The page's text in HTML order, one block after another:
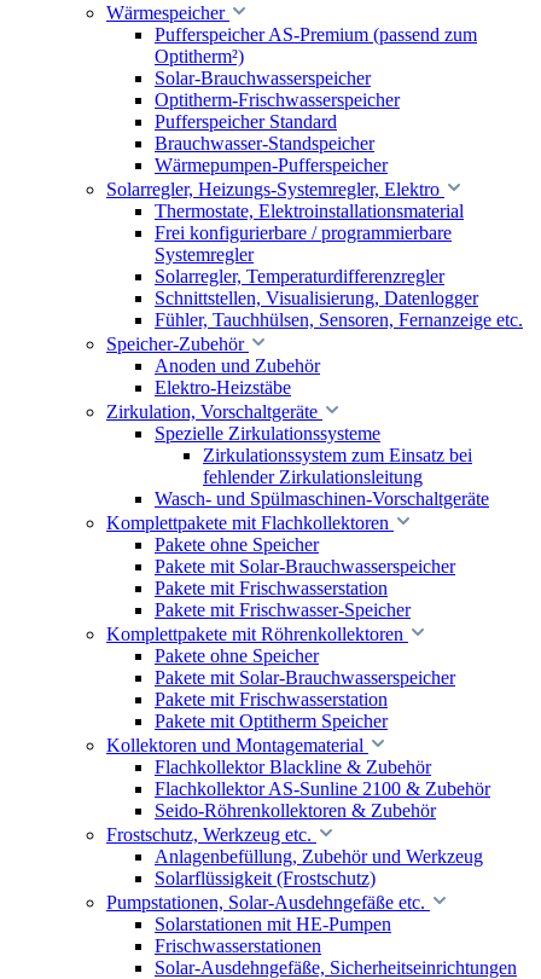
Wärmespeicher
Pufferspeicher AS-Premium (passend zum
Optitherm²)
Solar-Brauchwasserspeicher
Optitherm-Frischwasserspeicher
Pufferspeicher Standard
Brauchwasser-Standspeicher
Wärmepumpen-Pufferspeicher
Solarregler, Heizungs-Systemregler, Elektro
Thermostate, Elektroinstallationsmaterial
Frei konfigurierbare / programmierbare
Systemregler
Solarregler, Temperaturdifferenzregler
Schnittstellen, Visualisierung, Datenlogger
Fühler, Tauchhülsen, Sensoren, Fernanzeige etc.
Speicher-Zubehör
Anoden und Zubehör
Elektro-Heizstäbe
Zirkulation, Vorschaltgeräte
Spezielle Zirkulationssysteme
Zirkulationssystem zum Einsatz bei
fehlender Zirkulationsleitung
Wasch- und Spülmaschinen-Vorschaltgeräte
Komplettpakete mit Flachkollektoren
Pakete ohne Speicher
Pakete mit Solar-Brauchwasserspeicher
Pakete mit Frischwasserstation
Pakete mit Frischwasser-Speicher
Komplettpakete mit Röhrenkollektoren
Pakete ohne Speicher
Pakete mit Solar-Brauchwasserspeicher
Pakete mit Frischwasserstation
Pakete mit Optitherm Speicher
Kollektoren und Montagematerial
Flachkollektor Blackline & Zubehör
Flachkollektor AS-Sunline 2100 & Zubehör
Seido-Röhrenkollektoren & Zubehör
Frostschutz, Werkzeug etc.
Anlagenbefüllung, Zubehör und Werkzeug
Solarflüssigkeit (Frostschutz)
Pumpstationen, Solar-Ausdehngefäße etc.
Solarstationen mit HE-Pumpen
Frischwasserstationen
Solar-Ausdehngefäße, Sicherheitseinrichtungen